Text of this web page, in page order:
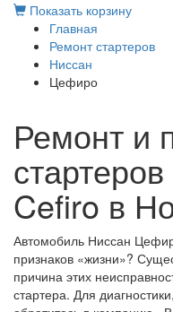
Показать корзину
Главная
Ремонт стартеров
Ниссан
Цефиро
Ремонт и
Cefiro в
Автомобиль Ниссан
признаков «жизни»?
причина этих
стартера. Для